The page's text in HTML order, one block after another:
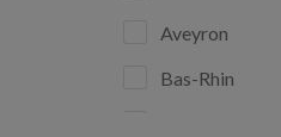
Aveyron
Bas-Rhin